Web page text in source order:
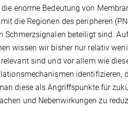
enorme Bedeutung von
die Regionen des peripheren
Schmerzsignalen beteiligt sind.
wissen wir bisher nur relativ
sind und vor allem wie
identifizieren,
diese als Angriffspunkte für
und Nebenwirkungen zu